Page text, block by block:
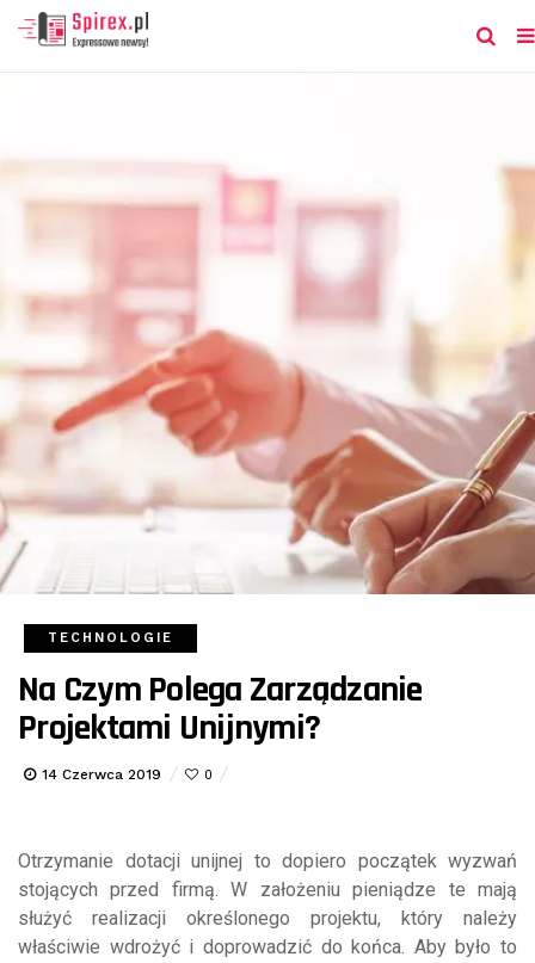
TECHNOLOGIE
Na Czym Polega Zarządzanie
Projektami Unijnymi?
14 Czerwca 2019 0
Otrzymanie dotacji unijnej to dopiero początek wyzwań
stojących przed firmą. W założeniu pieniądze te mają
służyć realizacji określonego projektu, który należy
właściwie wdrożyć i doprowadzić do końca. Aby było to